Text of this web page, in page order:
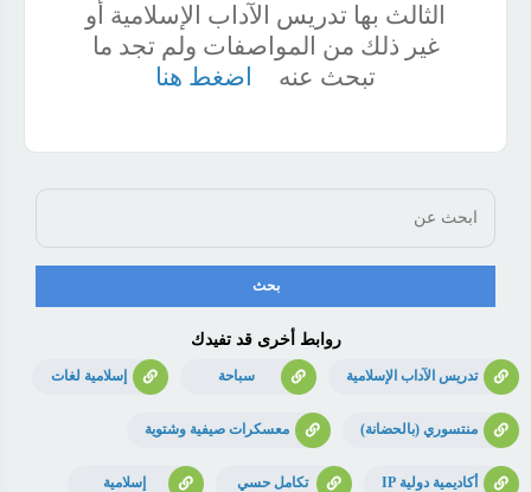
الثالث بها تدريس الآداب الإسلامية أو
غير ذلك من المواصفات ولم تجد ما
تبحث عنه
اضغط هنا
روابط أخرى قد تفيدك
تدريس الآداب الإسلامية سباحة إسلامية لغات
منتسوري (بالحضانة) معسكرات صيفية وشتوية
أكاديمية دولية IP تكامل حسي إسلامية